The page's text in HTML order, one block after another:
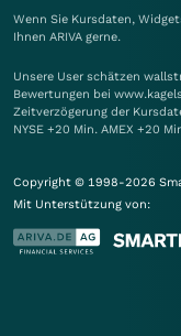
Wenn Sie Kursdaten,
Ihnen ARIVA gerne.
Unsere User schätzen
Bewertungen bei
Zeitverzögerung der
NYSE +20 Min. AMEX +20
Copyright © 1998-2026
Mit Unterstützung von: